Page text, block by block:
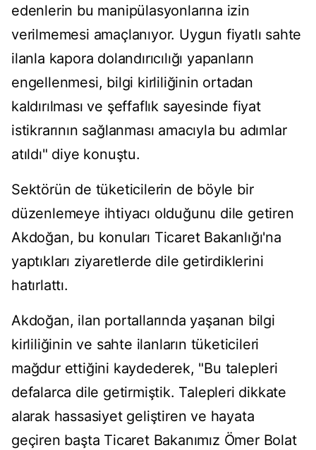
edenlerin bu manipülasyonlarına izin
verilmemesi amaçlanıyor. Uygun fiyatlı sahte
ilanla kapora dolandırıcılığı yapanların
engellenmesi, bilgi kirliliğinin ortadan
kaldırılması ve şeffaflık sayesinde fiyat
istikrarının sağlanması amacıyla bu adımlar
atıldı" diye konuştu.
Sektörün de tüketicilerin de böyle bir
düzenlemeye ihtiyacı olduğunu dile getiren
Akdoğan, bu konuları Ticaret Bakanlığı'na
yaptıkları ziyaretlerde dile getirdiklerini
hatırlattı.
Akdoğan, ilan portallarında yaşanan bilgi
kirliliğinin ve sahte ilanların tüketicileri
mağdur ettiğini kaydederek, "Bu talepleri
defalarca dile getirmiştik. Talepleri dikkate
alarak hassasiyet geliştiren ve hayata
geçiren başta Ticaret Bakanımız Ömer Bolat